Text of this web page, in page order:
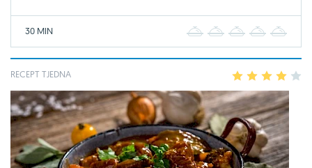
30 MIN 2 3 4
RECEPT TJEDNA 2 3 4